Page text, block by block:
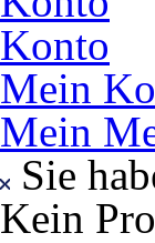
Konto
Mein
Mein
Sie
Kein